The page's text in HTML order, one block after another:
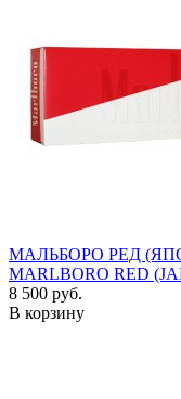
МАЛЬБОРО РЕД
MARLBORO RED
8 500 руб.
В корзину